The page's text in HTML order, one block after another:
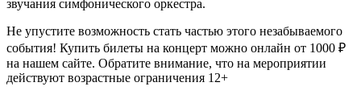
звучания симфонического оркестра.
Не упустите возможность стать частью этого незабываемого
события! Купить билеты на концерт можно онлайн от 1000 ₽
на нашем сайте. Обратите внимание, что на мероприятии
действуют возрастные ограничения 12+